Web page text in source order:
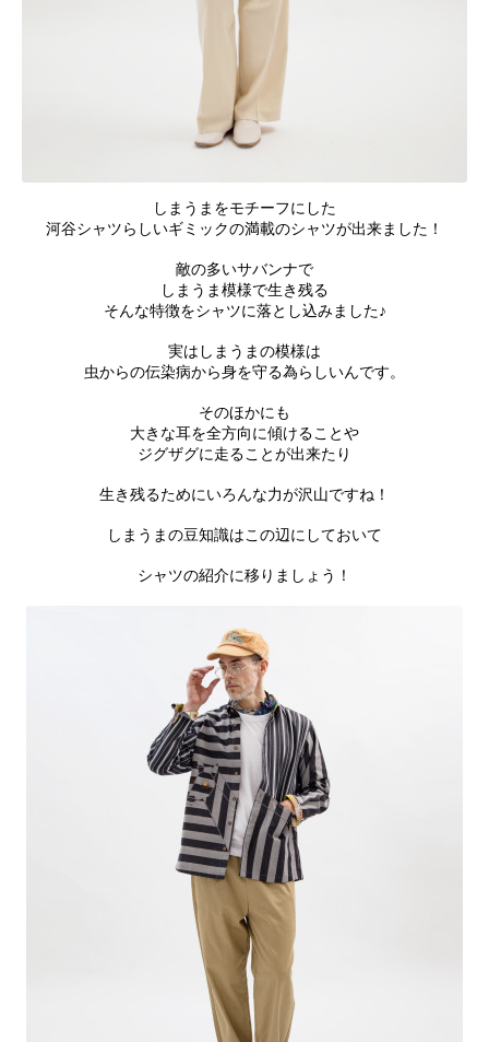
しまうまをモチーフにした
河谷シャツらしいギミックの満載のシャツが出来ました！
敵の多いサバンナで
しまうま模様で生き残る
そんな特徴をシャツに落とし込みました♪
実はしまうまの模様は
虫からの伝染病から身を守る為らしいんです。
そのほかにも
大きな耳を全方向に傾けることや
ジグザグに走ることが出来たり
生き残るためにいろんな力が沢山ですね！
しまうまの豆知識はこの辺にしておいて
シャツの紹介に移りましょう！